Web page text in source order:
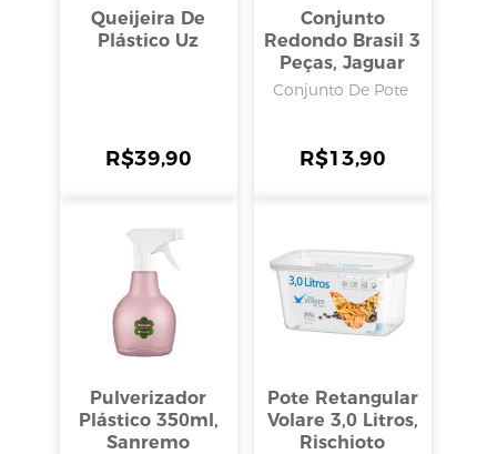
Queijeira De
Plástico Uz
R$39,90
Conjunto
Redondo Brasil 3
Peças, Jaguar
Conjunto De Pote
R$13,90
Pulverizador
Plástico 350ml,
Sanremo
Pote Retangular
Volare 3,0 Litros,
Rischioto